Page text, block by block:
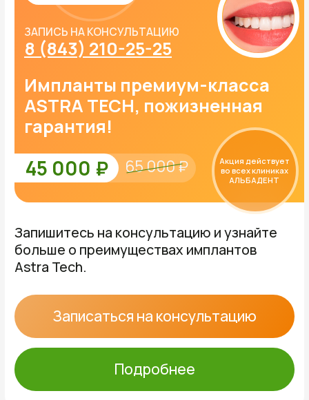
Профессиональная команда врачей
и современное оснащение клиники
и комплексное лечение зубов
Клиника АЛЬБАДЕНТ ведет свою
деятельность с 2014 года.
Основателем и учредителем
является Табрис Гилимзянович
Хадеев — Заслуженный врач
Приоритетом в обслуживании для
нас является интересы пациента
и достижение максимального
результата по доступной цене.